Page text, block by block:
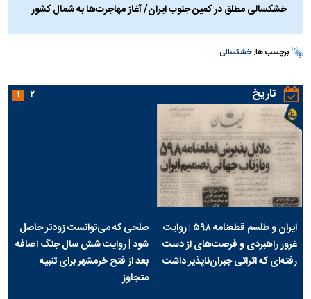
خشکسالی مطلق در کمین جنوب ایران/ آغاز مهاجرت‌ها به شمال کشور
برچسب ها:خشکسالی
تاریخ
ایران و طلسم قطعنامه ۵۹۸ | روایت
غرور راهبردی و فرصت‌های از دست
رفته‌ای که اثراتی جبران‌ناپذیر داشت
صلحی که می‌توانست زودتر حاصل
شود | روایت شش سال جنگ اضافه
بعد از فتح خرمشهر برای تنبیه
متجاوز
۱ ۲